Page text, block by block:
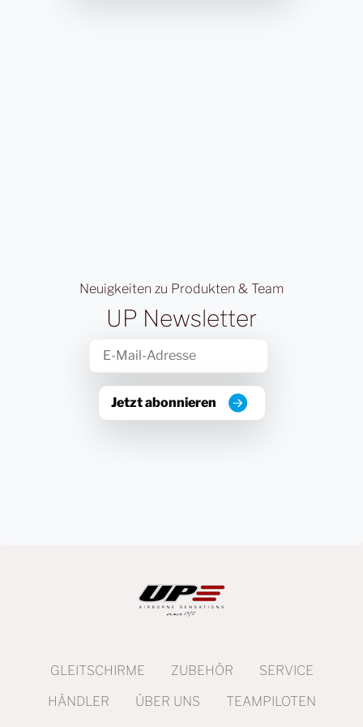
Neuigkeiten zu Produkten & Team
UP Newsletter
Jetzt abonnieren
GLEITSCHIRME ZUBEHÖR
SERVICE
HÄNDLER
ÜBER UNS
TEAMPILOTEN